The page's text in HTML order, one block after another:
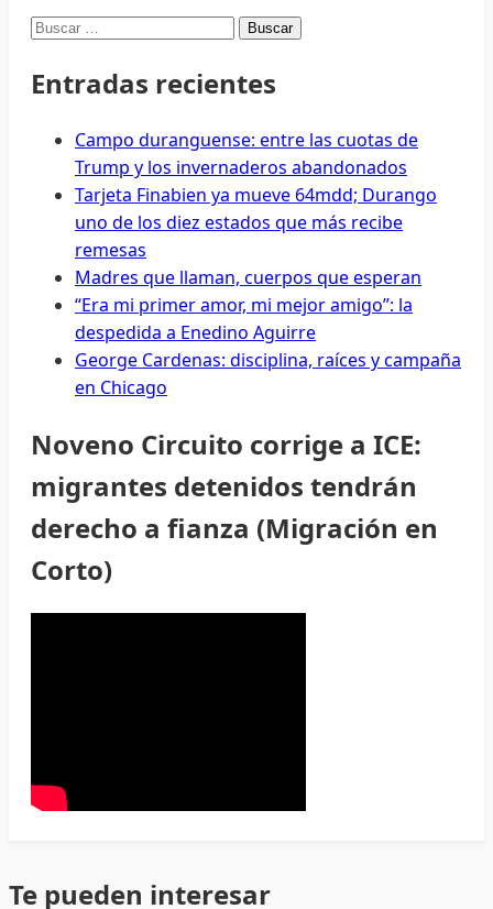
Buscar:
Entradas recientes
Campo duranguense: entre las cuotas de
Trump y los invernaderos abandonados
Tarjeta Finabien ya mueve 64mdd; Durango
uno de los diez estados que más recibe
remesas
Madres que llaman, cuerpos que esperan
“Era mi primer amor, mi mejor amigo”: la
despedida a Enedino Aguirre
George Cardenas: disciplina, raíces y campaña
en Chicago
Noveno Circuito corrige a ICE:
migrantes detenidos tendrán
derecho a fianza (Migración en
Corto)
Te pueden interesar